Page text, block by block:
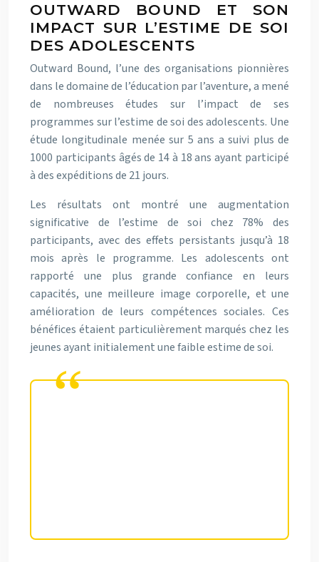
OUTWARD BOUND ET SON
IMPACT SUR L’ESTIME DE SOI
DES ADOLESCENTS
Outward Bound, l’une des organisations pionnières
dans le domaine de l’éducation par l’aventure, a mené
de nombreuses études sur l’impact de ses
programmes sur l’estime de soi des adolescents. Une
étude longitudinale menée sur 5 ans a suivi plus de
1000 participants âgés de 14 à 18 ans ayant participé
à des expéditions de 21 jours.
Les résultats ont montré une augmentation
significative de l’estime de soi chez 78% des
participants, avec des effets persistants jusqu’à 18
mois après le programme. Les adolescents ont
rapporté une plus grande confiance en leurs
capacités, une meilleure image corporelle, et une
amélioration de leurs compétences sociales. Ces
bénéfices étaient particulièrement marqués chez les
jeunes ayant initialement une faible estime de soi.